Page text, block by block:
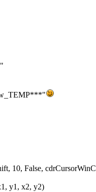
10, False,
y1, x2, y2)